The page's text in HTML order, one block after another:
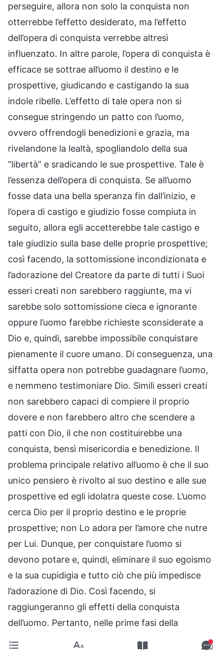
perseguire, allora non solo la conquista non
otterrebbe l’effetto desiderato, ma l’effetto
dell’opera di conquista verrebbe altresì
influenzato. In altre parole, l’opera di conquista è
efficace se sottrae all’uomo il destino e le
prospettive, giudicando e castigando la sua
indole ribelle. L’effetto di tale opera non si
consegue stringendo un patto con l’uomo,
ovvero offrendogli benedizioni e grazia, ma
rivelandone la lealtà, spogliandolo della sua
“libertà” e sradicando le sue prospettive. Tale è
l’essenza dell’opera di conquista. Se all’uomo
fosse data una bella speranza fin dall’inizio, e
l’opera di castigo e giudizio fosse compiuta in
seguito, allora egli accetterebbe tale castigo e
tale giudizio sulla base delle proprie prospettive;
così facendo, la sottomissione incondizionata e
l’adorazione del Creatore da parte di tutti i Suoi
esseri creati non sarebbero raggiunte, ma vi
sarebbe solo sottomissione cieca e ignorante
oppure l’uomo farebbe richieste sconsiderate a
Dio e, quindi, sarebbe impossibile conquistare
pienamente il cuore umano. Di conseguenza, una
siffatta opera non potrebbe guadagnare l’uomo,
e nemmeno testimoniare Dio. Simili esseri creati
non sarebbero capaci di compiere il proprio
dovere e non farebbero altro che scendere a
patti con Dio, il che non costituirebbe una
conquista, bensì misericordia e benedizione. Il
problema principale relativo all’uomo è che il suo
unico pensiero è rivolto al suo destino e alle sue
prospettive ed egli idolatra queste cose. L’uomo
cerca Dio per il proprio destino e le proprie
prospettive; non Lo adora per l’amore che nutre
per Lui. Dunque, per conquistare l’uomo si
devono potare e, quindi, eliminare il suo egoismo
e la sua cupidigia e tutto ciò che più impedisce
l’adorazione di Dio. Così facendo, si
raggiungeranno gli effetti della conquista
dell’uomo. Pertanto, nelle prime fasi della